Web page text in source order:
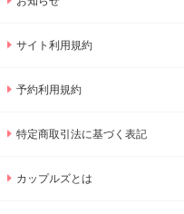
サイト利用規約
予約利用規約
特定商取引法に基づく表記
カップルズとは